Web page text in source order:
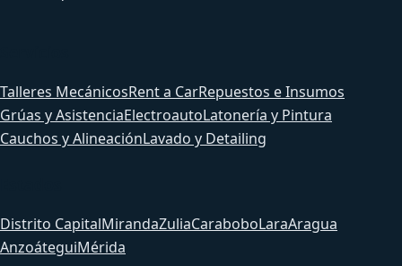
Talleres MecánicosRent a CarRepuestos e Insumos
Grúas y AsistenciaElectroautoLatonería y Pintura
Cauchos y AlineaciónLavado y Detailing
Distrito CapitalMirandaZuliaCaraboboLaraAragua
AnzoáteguiMérida